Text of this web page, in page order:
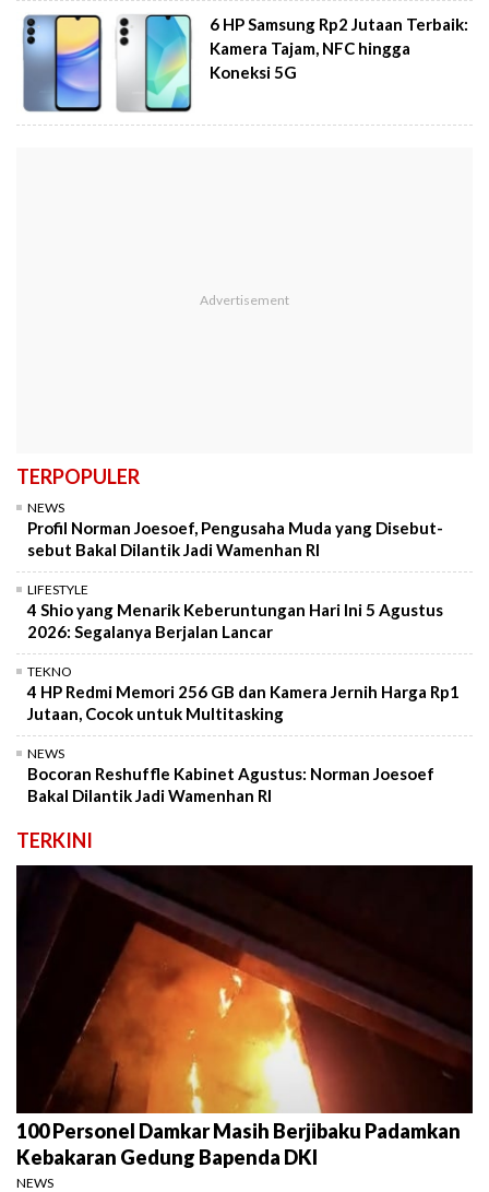
6 HP Samsung Rp2 Jutaan Terbaik:
Kamera Tajam, NFC hingga
Koneksi 5G
TERPOPULER
NEWS
Profil Norman Joesoef, Pengusaha Muda yang Disebut-
sebut Bakal Dilantik Jadi Wamenhan RI
LIFESTYLE
4 Shio yang Menarik Keberuntungan Hari Ini 5 Agustus
2026: Segalanya Berjalan Lancar
TEKNO
4 HP Redmi Memori 256 GB dan Kamera Jernih Harga Rp1
Jutaan, Cocok untuk Multitasking
NEWS
Bocoran Reshuffle Kabinet Agustus: Norman Joesoef
Bakal Dilantik Jadi Wamenhan RI
TERKINI
100 Personel Damkar Masih Berjibaku Padamkan
Kebakaran Gedung Bapenda DKI
NEWS